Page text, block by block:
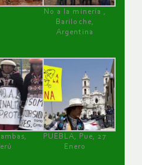
No a la minería ,
Bariloche,
Argentina
PUEBLA, Pue, 27
Enero